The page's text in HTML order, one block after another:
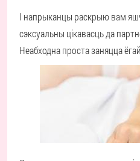
І напрыканцы раскрыю вам
сэксуальны цікавасць да
Неабходна проста заняцца